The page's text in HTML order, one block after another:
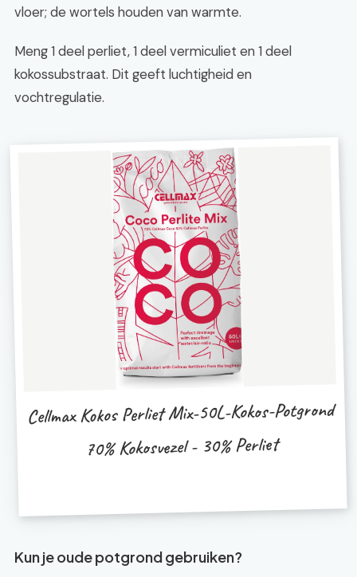
vloer; de wortels houden van warmte.
Meng 1 deel perliet, 1 deel vermiculiet en 1 deel
kokossubstraat. Dit geeft luchtigheid en
vochtregulatie.
Cellmax Kokos Perliet Mix-50L-Kokos-Potgrond
70% Kokosvezel - 30% Perliet
Kun je oude potgrond gebruiken?